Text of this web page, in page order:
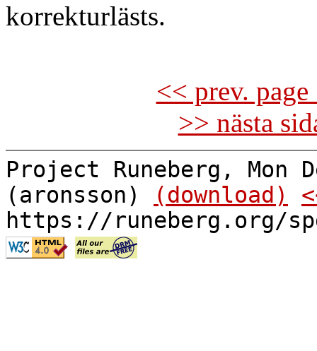
korrekturlästs.
<< prev.
>> nästa
Project Runeberg, Mon
(aronsson)
(download)
https://runeberg.org/